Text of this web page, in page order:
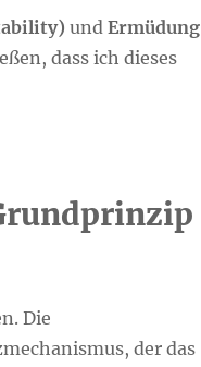
und Ermüdung
dass ich dieses
Die
der das